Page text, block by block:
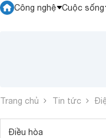
Công nghệ Cuộc sống
Trang chủ Tin tức
Điều hòa